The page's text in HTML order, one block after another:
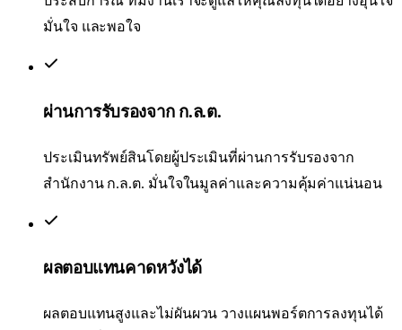
มั่นใจ และพอใจ
ผ่านการรับรองจาก ก.ล.ต.
ประเมินทรัพย์สินโดยผู้ประเมินที่ผ่านการรับรองจาก
สำนักงาน ก.ล.ต. มั่นใจในมูลค่าและความคุ้มค่าแน่นอน
ผลตอบแทนคาดหวังได้
ผลตอบแทนสูงและไม่ผันผวน วางแผนพอร์ตการลงทุนได้